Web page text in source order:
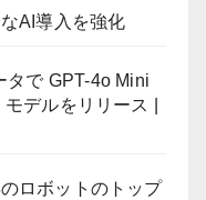
AI導入を強化
タで GPT-4o Mini
デルをリリース |
ロボットのトップ